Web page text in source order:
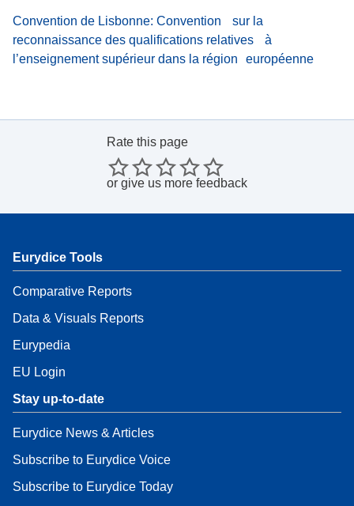
Convention de Lisbonne: Convention sur la
reconnaissance des qualifications relatives à
l’enseignement supérieur dans la région européenne
Rate this page
or give us more feedback
Eurydice Tools
Comparative Reports
Data & Visuals Reports
Eurypedia
EU Login
Stay up-to-date
Eurydice News & Articles
Subscribe to Eurydice Voice
Subscribe to Eurydice Today